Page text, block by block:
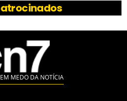
MEDO DA NOTÍCIA